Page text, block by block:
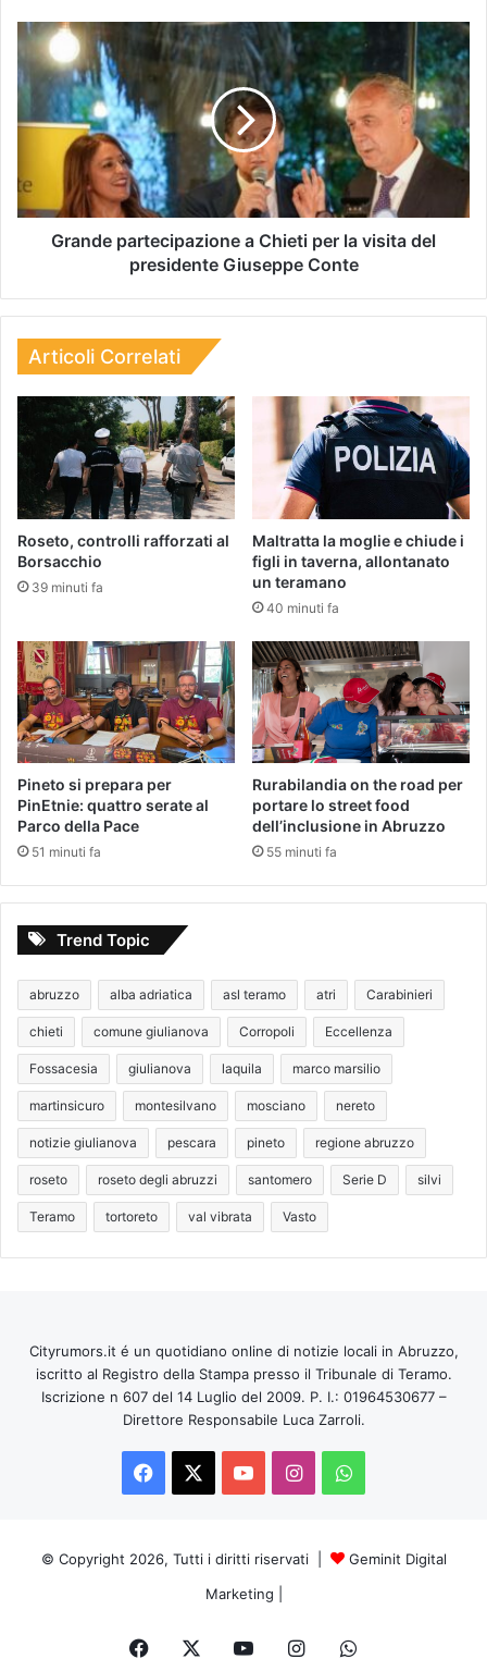
Grande partecipazione a Chieti per la visita del
presidente Giuseppe Conte
Articoli Correlati
Roseto, controlli rafforzati al
Borsacchio
39 minuti fa
Maltratta la moglie e chiude i
figli in taverna, allontanato
un teramano
40 minuti fa
Pineto si prepara per
PinEtnie: quattro serate al
Parco della Pace
51 minuti fa
Rurabilandia on the road per
portare lo street food
dell’inclusione in Abruzzo
55 minuti fa
Trend Topic
abruzzo alba adriatica asl teramo atri Carabinieri
chieti comune giulianova Corropoli Eccellenza
Fossacesia giulianova laquila marco marsilio
martinsicuro montesilvano mosciano nereto
notizie giulianova pescara pineto regione abruzzo
roseto roseto degli abruzzi santomero Serie D silvi
Teramo tortoreto val vibrata Vasto
Cityrumors.it é un quotidiano online di notizie locali in Abruzzo,
iscritto al Registro della Stampa presso il Tribunale di Teramo.
Iscrizione n 607 del 14 Luglio del 2009. P. I.: 01964530677 –
Direttore Responsabile Luca Zarroli.
Facebook
You InstagramWhatsApp
© Copyright 2026, Tutti i diritti riservati |
Geminit Digital
Marketing
Facebook InstagramWhatsApp